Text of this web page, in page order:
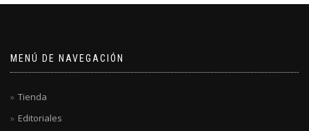
MENÚ DE NAVEGACIÓN
Tienda
Editoriales